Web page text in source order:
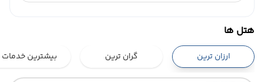
هتل ها
ارزان ترین گران ترین بیشترین خدمات